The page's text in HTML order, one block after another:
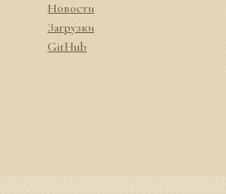
Новости
Загрузки
GitHub